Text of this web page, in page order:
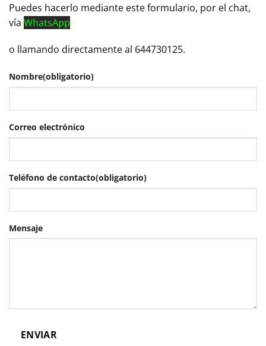
Puedes hacerlo mediante este formulario, por el chat,
vía WhatsApp
o llamando directamente al 644730125.
Nombre(obligatorio)
Correo electrónico
Teléfono de contacto(obligatorio)
Mensaje
ENVIAR